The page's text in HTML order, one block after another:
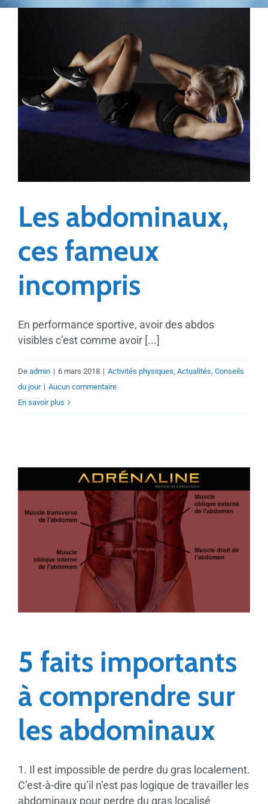
Les abdominaux,
ces fameux
incompris
En performance sportive, avoir des abdos
visibles c’est comme avoir [...]
De admin | 6 mars 2018 | Activités physiques, Actualités, Conseils
du jour | Aucun commentaire
En savoir plus
5 faits importants
à comprendre sur
les abdominaux
1. Il est impossible de perdre du gras localement.
C’est-à-dire qu’il n’est pas logique de travailler les
abdominaux pour perdre du gras localisé